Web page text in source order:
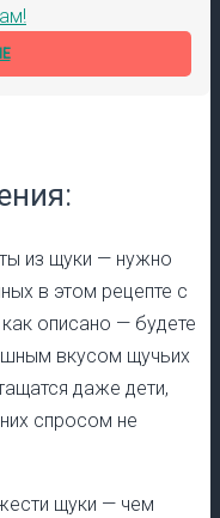
из щуки — нужно
в этом рецепте с
описано — будете
вкусом щучьих
даже дети,
спросом не
щуки — чем